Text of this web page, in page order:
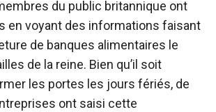
du public britannique ont
en voyant des informations faisant
de banques alimentaires le
de la reine. Bien qu’il soit
les portes les jours fériés, de
ont saisi cette